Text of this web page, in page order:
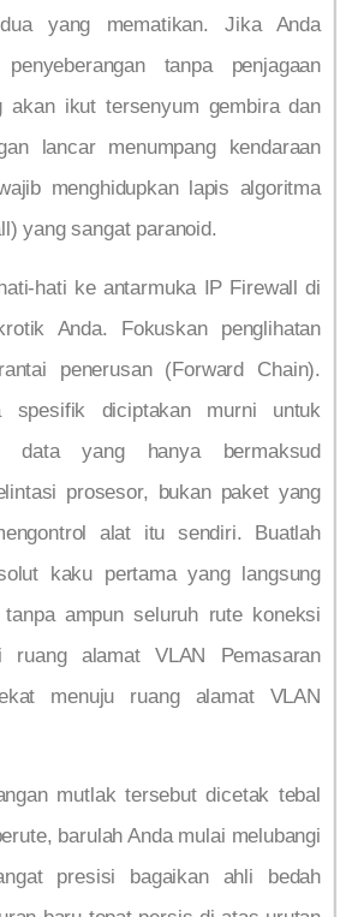
yang mematikan. Jika Anda
tanpa penjagaan
akan ikut tersenyum gembira dan
lancar menumpang kendaraan
menghidupkan lapis algoritma
yang sangat paranoid.
hati ke antarmuka IP Firewall di
Anda. Fokuskan penglihatan
penerusan (Forward Chain).
spesifik diciptakan murni untuk
data yang hanya bermaksud
prosesor, bukan paket yang
alat itu sendiri. Buatlah
kaku pertama yang langsung
tanpa ampun seluruh rute koneksi
ruang alamat VLAN Pemasaran
menuju ruang alamat VLAN
mutlak tersebut dicetak tebal
barulah Anda mulai melubangi
presisi bagaikan ahli bedah